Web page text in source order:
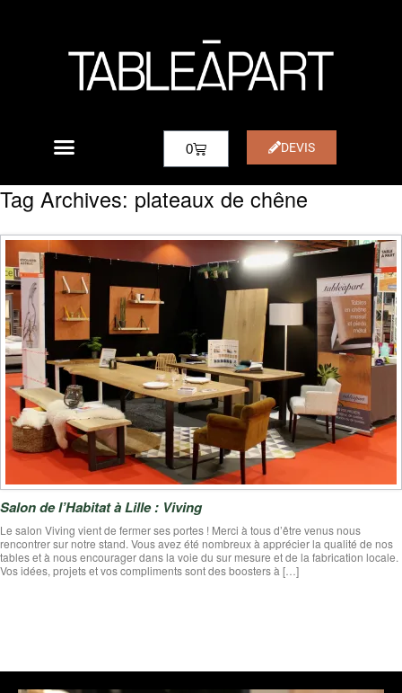
0 DEVIS
Tag Archives: plateaux de chêne
Salon de l’Habitat à Lille : Viving
Le salon Viving vient de fermer ses portes ! Merci à tous d’être venus nous
rencontrer sur notre stand. Vous avez été nombreux à apprécier la qualité de nos
tables et à nous encourager dans la voie du sur mesure et de la fabrication locale.
Vos idées, projets et vos compliments sont des boosters à […]